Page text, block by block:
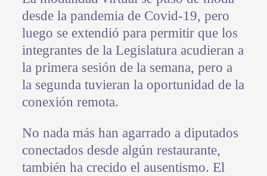
desde la pandemia de Covid-19, pero
luego se extendió para permitir que los
integrantes de la Legislatura acudieran a
la primera sesión de la semana, pero a
la segunda tuvieran la oportunidad de la
conexión remota.
No nada más han agarrado a diputados
conectados desde algún restaurante,
también ha crecido el ausentismo. El